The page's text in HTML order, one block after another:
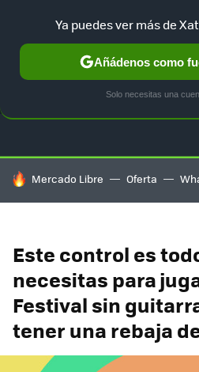
GUÍA DE COMPRAS
HOY SE HABLA DE
Mercado Libre Oferta
Este control es
necesitas para
Festival sin
tener una rebaja
Ya puedes ver más de
Añádenos como
Solo necesitas una